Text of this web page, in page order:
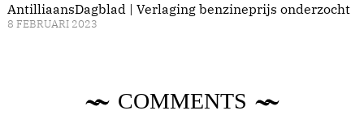
AntilliaansDagblad | Verlaging benzineprijs onderzocht
8 FEBRUARI 2023
COMMENTS